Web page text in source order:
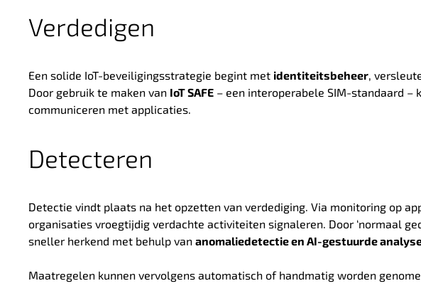
Verdedigen
Een solide IoT-beveiligingsstrategie begint met identiteitsbeheer,
Door gebruik te maken van IoT SAFE – een interoperabele SIM-standaard –
communiceren met applicaties.
Detecteren
Detectie vindt plaats na het opzetten van verdediging. Via monitoring op
organisaties vroegtijdig verdachte activiteiten signaleren. Door ‘normaal
sneller herkend met behulp van anomaliedetectie en AI-gestuurde
Maatregelen kunnen vervolgens automatisch of handmatig worden